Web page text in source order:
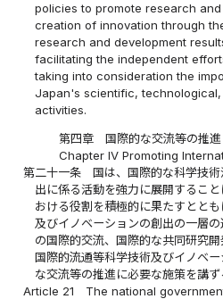
policies to promote research
creation of innovation through
research and development
facilitating the independent
taking into consideration the
Japan's scientific,
activities.
第四章 国際的な交流等の推進
Chapter IV Promoting
第二十一条
国は、国際的な科学技
出に係る活動を強力に展開するこ
おける役割を積極的に果たすとと
及びイノベーションの創出の一層
の国際的交流、国際的な共同研究
国際的流通等科学技術及びイノベ
な交流等の推進に必要な施策を講ず
Article 21
The national